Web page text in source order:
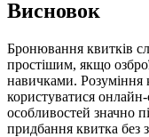
Висновок
Бронювання квитків
простішим, якщо
навичками. Розуміння
користуватися
особливостей значно
придбання квитка без